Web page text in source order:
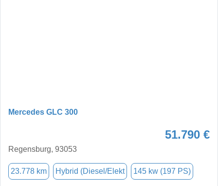
Mercedes GLC 300
51.790 €
Regensburg, 93053
23.778 km Hybrid (Diesel/Elekt 145 kw (197 PS)